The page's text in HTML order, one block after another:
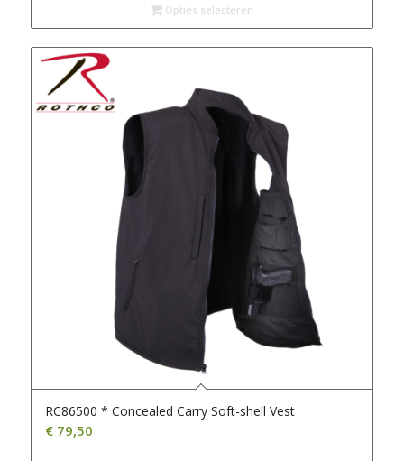
€ 39,95.
Opties selecteren
RC86500 * Concealed Carry Soft-shell Vest
€79,50